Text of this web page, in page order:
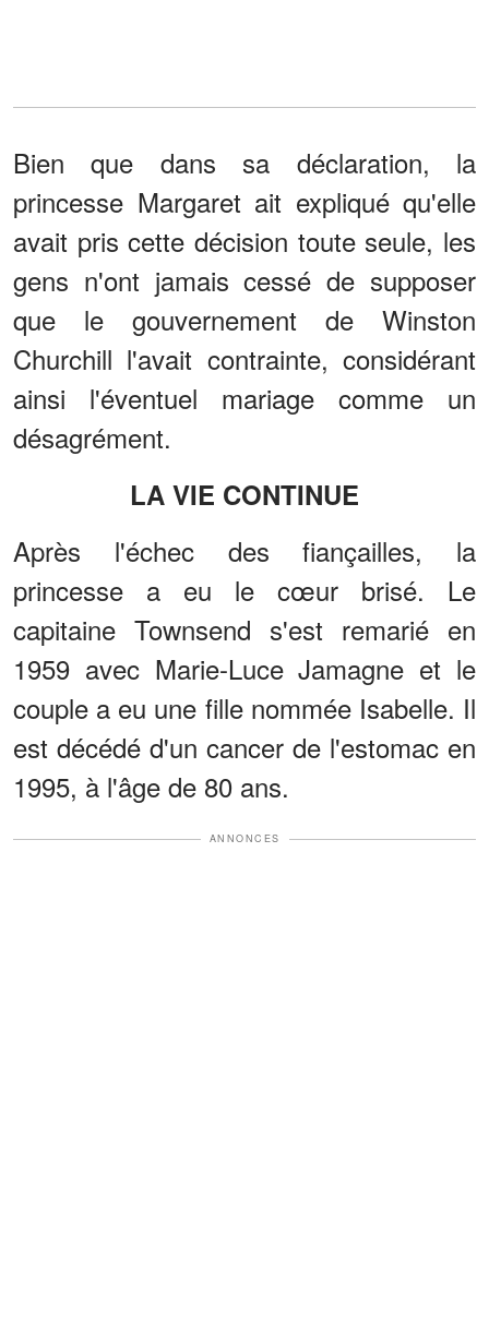
Bien que dans sa déclaration, la
princesse Margaret ait expliqué qu'elle
avait pris cette décision toute seule, les
gens n'ont jamais cessé de supposer
que le gouvernement de Winston
Churchill l'avait contrainte, considérant
ainsi l'éventuel mariage comme un
désagrément.
LA VIE CONTINUE
Après l'échec des fiançailles, la
princesse a eu le cœur brisé. Le
capitaine Townsend s'est remarié en
1959 avec Marie-Luce Jamagne et le
couple a eu une fille nommée Isabelle. Il
est décédé d'un cancer de l'estomac en
1995, à l'âge de 80 ans.
ANNONCES